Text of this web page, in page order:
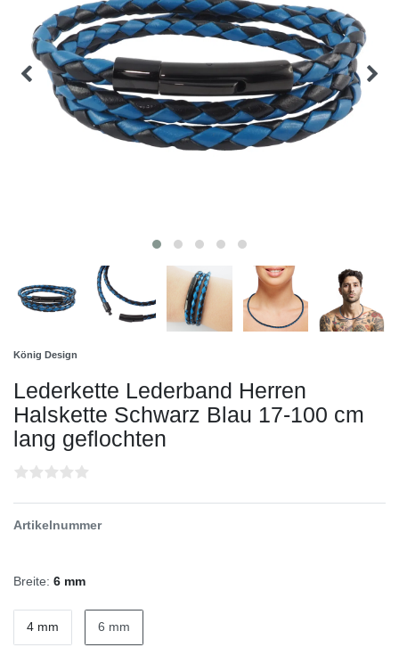
König Design
Lederkette Lederband Herren
Halskette Schwarz Blau 17-100 cm
lang geflochten
Artikelnummer
Breite: 6 mm
4 mm 6 mm